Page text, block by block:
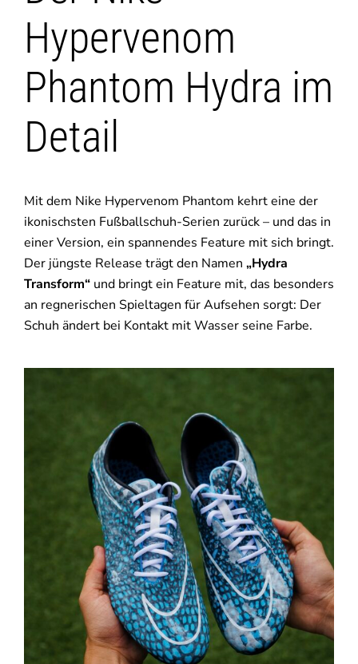
Hypervenom
Phantom Hydra im
Detail
Mit dem Nike Hypervenom Phantom kehrt eine der
ikonischsten Fußballschuh-Serien zurück – und das in
einer Version, ein spannendes Feature mit sich bringt.
Der jüngste Release trägt den Namen „Hydra
Transform“und bringt ein Feature mit, das besonders
an regnerischen Spieltagen für Aufsehen sorgt: Der
Schuh ändert bei Kontakt mit Wasser seine Farbe.